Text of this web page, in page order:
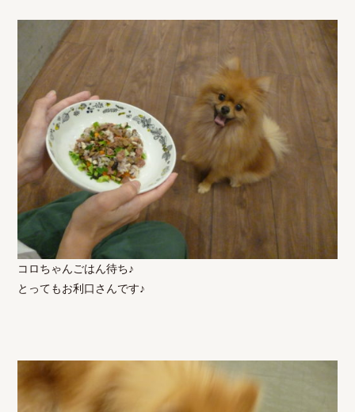
コロちゃんごはん待ち♪
とってもお利口さんです♪